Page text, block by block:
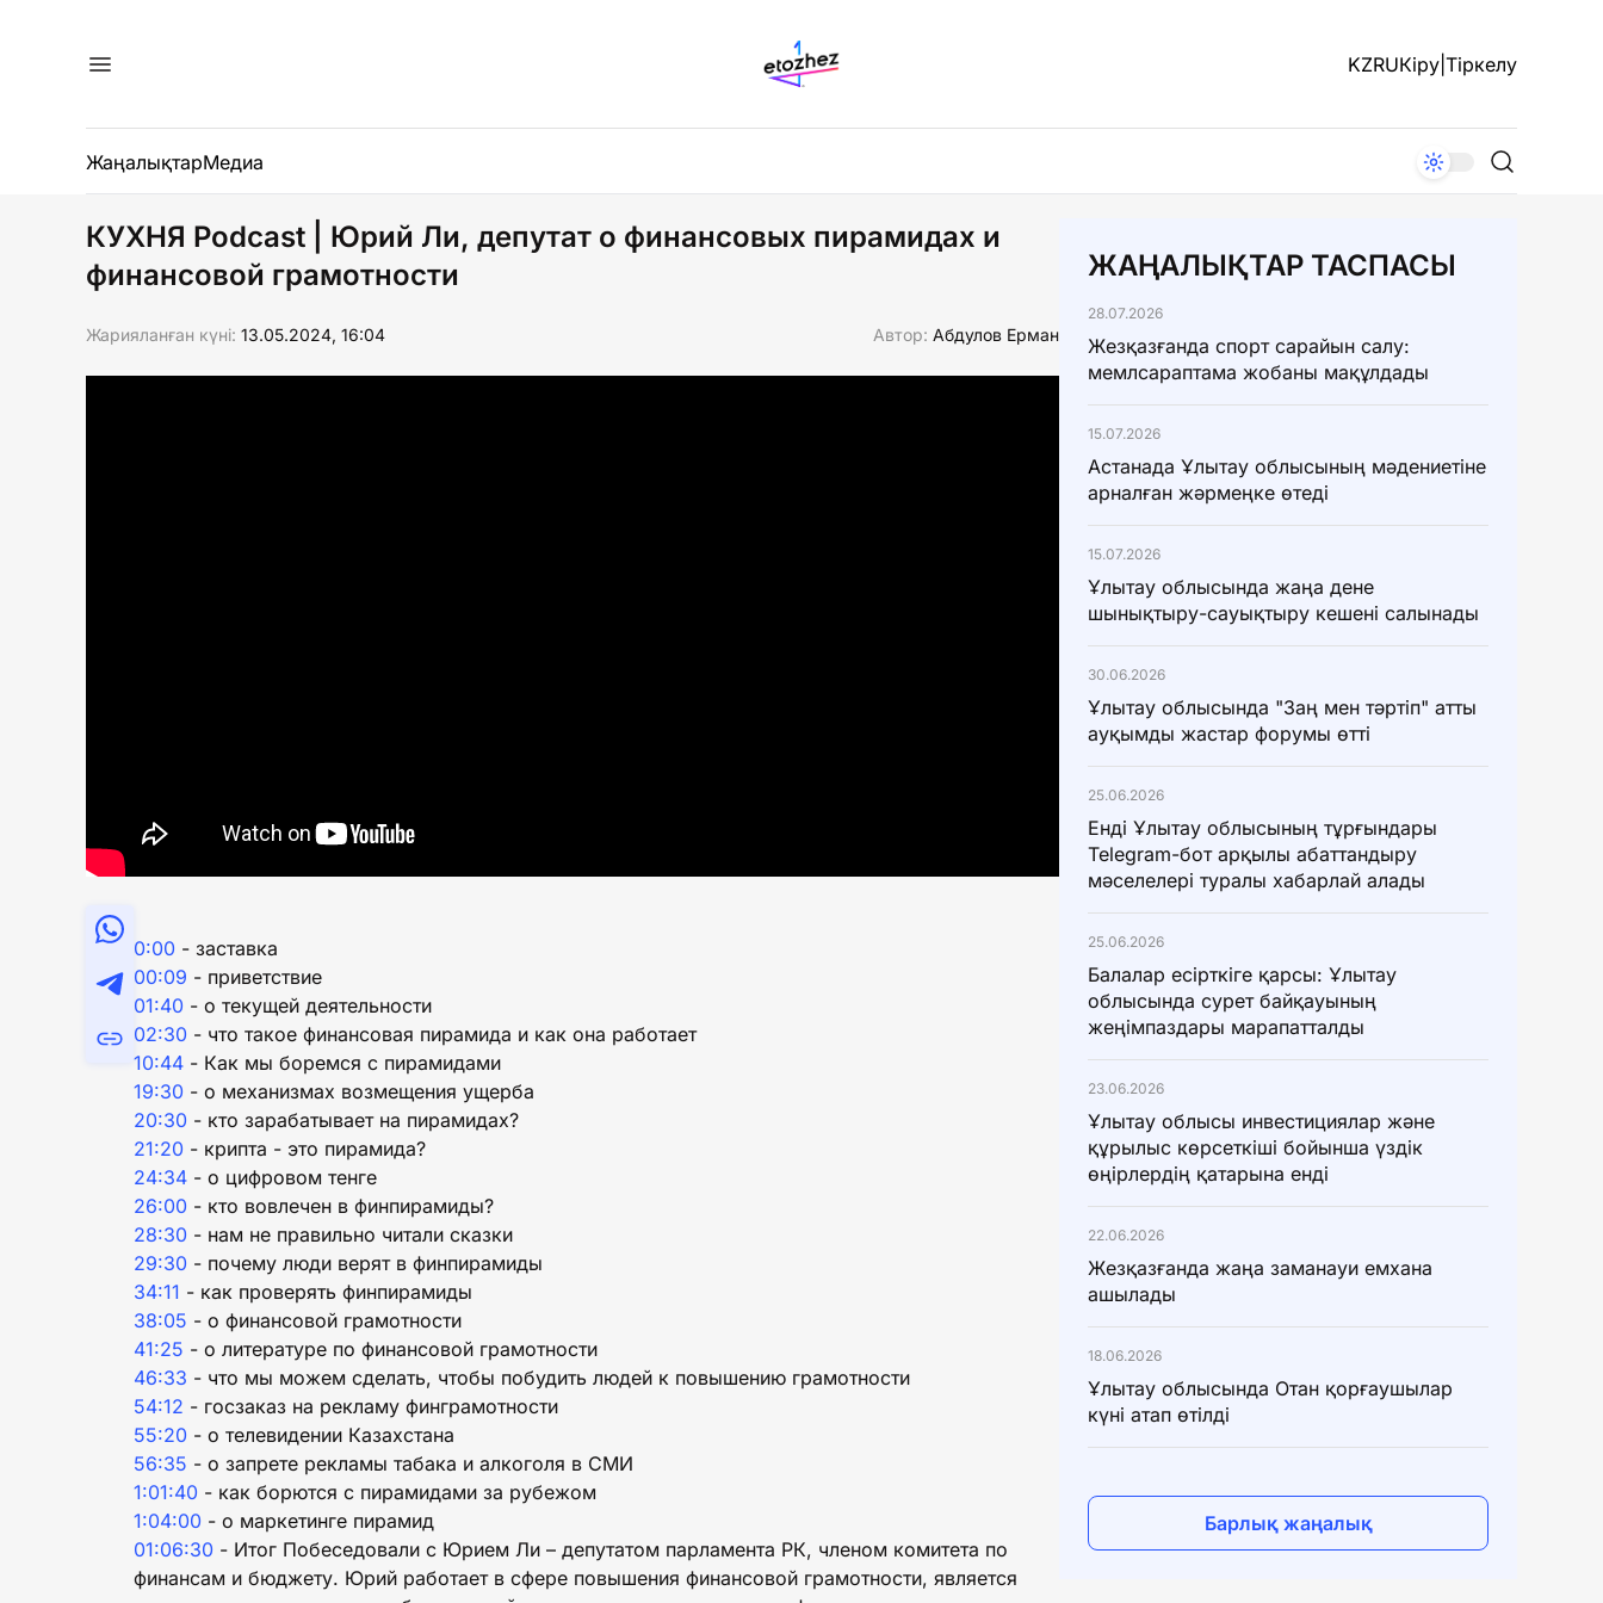
KZRUКіру Тіркелу
ЖаңалықтарМедиа
КУХНЯ Podcast | Юрий Ли, депутат о финансовых пирамидах и
финансовой грамотности
Жарияланған күні: 13.05.2024, 16:04 Автор: Абдулов Ерман
0:00 - заставка
00:09 - приветствие
01:40 - о текущей деятельности
02:30 - что такое финансовая пирамида и как она работает
10:44 - Как мы боремся с пирамидами
19:30 - о механизмах возмещения ущерба
20:30 - кто зарабатывает на пирамидах?
21:20 - крипта - это пирамида?
24:34 - о цифровом тенге
26:00 - кто вовлечен в финпирамиды?
28:30 - нам не правильно читали сказки
29:30 - почему люди верят в финпирамиды
34:11 - как проверять финпирамиды
38:05 - о финансовой грамотности
41:25 - о литературе по финансовой грамотности
46:33 - что мы можем сделать, чтобы побудить людей к повышению грамотности
54:12 - госзаказ на рекламу финграмотности
55:20 - о телевидении Казахстана
56:35 - о запрете рекламы табака и алкоголя в СМИ
1:01:40 - как борются с пирамидами за рубежом
1:04:00 - о маркетинге пирамид
01:06:30 - Итог Побеседовали с Юрием Ли – депутатом парламента РК, членом комитета по
финансам и бюджету. Юрий работает в сфере повышения финансовой грамотности, является
ЖАҢАЛЫҚТАР ТАСПАСЫ
28.07.2026
Жезқазғанда спорт сарайын салу:
мемлсараптама жобаны мақұлдады
15.07.2026
Астанада Ұлытау облысының мәдениетіне
арналған жәрмеңке өтеді
15.07.2026
Ұлытау облысында жаңа дене
шынықтыру-сауықтыру кешені салынады
30.06.2026
Ұлытау облысында "Заң мен тәртіп" атты
ауқымды жастар форумы өтті
25.06.2026
Енді Ұлытау облысының тұрғындары
Telegram-бот арқылы абаттандыру
мәселелері туралы хабарлай алады
25.06.2026
Балалар есірткіге қарсы: Ұлытау
облысында сурет байқауының
жеңімпаздары марапатталды
23.06.2026
Ұлытау облысы инвестициялар және
құрылыс көрсеткіші бойынша үздік
өңірлердің қатарына енді
22.06.2026
Жезқазғанда жаңа заманауи емхана
ашылады
18.06.2026
Ұлытау облысында Отан қорғаушылар
күні атап өтілді
Барлық жаңалық